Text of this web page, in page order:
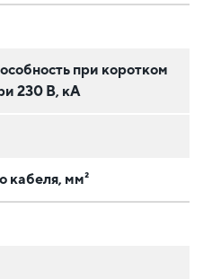
при коротком
230 В, кА
кабеля, мм²